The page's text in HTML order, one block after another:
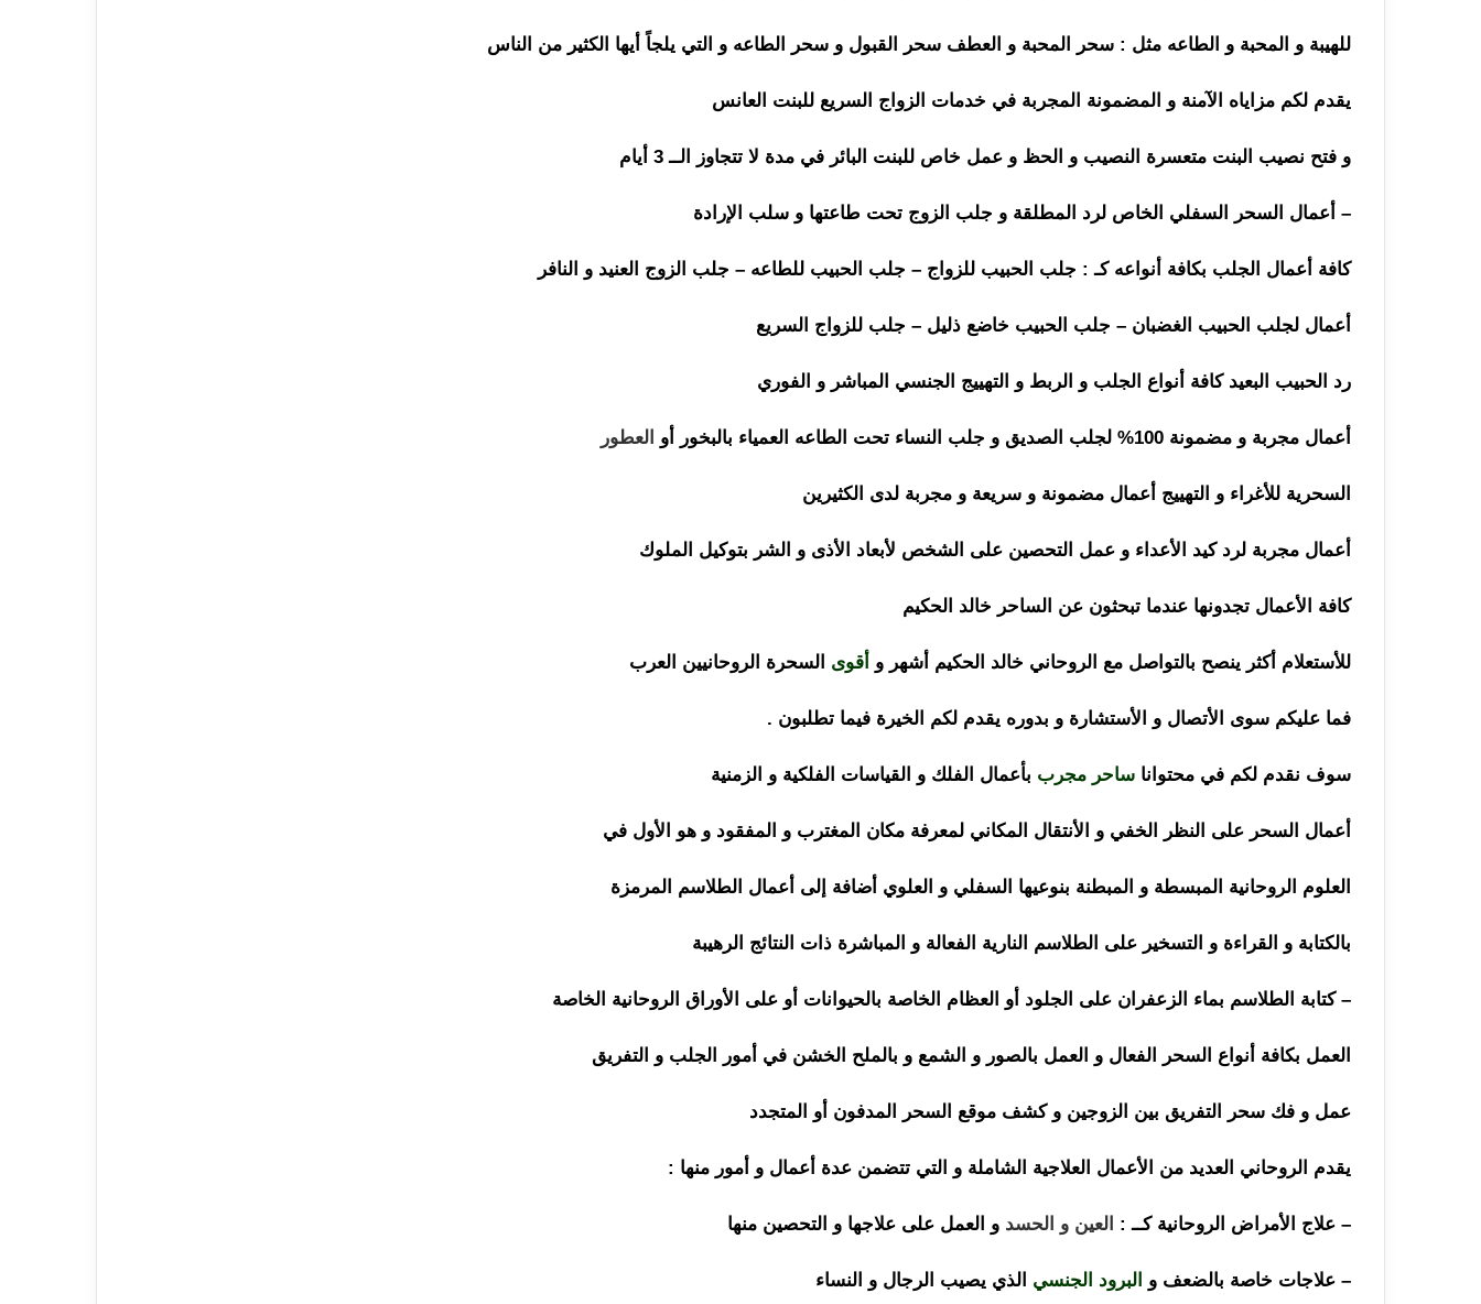
للهيبة و المحبة و الطاعه مثل : سحر المحبة و العطف سحر القبول و سحر الطاعه و التي يلجاً أيها الكثير من الناس
يقدم لكم مزاياه الآمنة و المضمونة المجربة في خدمات الزواج السريع للبنت العانس
و فتح نصيب البنت متعسرة النصيب و الحظ و عمل خاص للبنت البائر في مدة لا تتجاوز الــ 3 أيام
– أعمال السحر السفلي الخاص لرد المطلقة و جلب الزوج تحت طاعتها و سلب الإرادة
كافة أعمال الجلب بكافة أنواعه كـ : جلب الحبيب للزواج – جلب الحبيب للطاعه – جلب الزوج العنيد و النافر
أعمال لجلب الحبيب الغضبان – جلب الحبيب خاضع ذليل – جلب للزواج السريع
رد الحبيب البعيد كافة أنواع الجلب و الربط و التهييج الجنسي المباشر و الفوري
أعمال مجربة و مضمونة 100% لجلب الصديق و جلب النساء تحت الطاعه العمياء بالبخور أو العطور
السحرية للأغراء و التهييج أعمال مضمونة و سريعة و مجربة لدى الكثيرين
أعمال مجربة لرد كيد الأعداء و عمل التحصين على الشخص لأبعاد الأذى و الشر بتوكيل الملوك
كافة الأعمال تجدونها عندما تبحثون عن الساحر خالد الحكيم
للأستعلام أكثر ينصح بالتواصل مع الروحاني خالد الحكيم أشهر و أقوى السحرة الروحانيين العرب
فما عليكم سوى الأتصال و الأستشارة و بدوره يقدم لكم الخيرة فيما تطلبون .
سوف نقدم لكم في محتوانا ساحر مجرب بأعمال الفلك و القياسات الفلكية و الزمنية
أعمال السحر على النظر الخفي و الأنتقال المكاني لمعرفة مكان المغترب و المفقود و هو الأول في
العلوم الروحانية المبسطة و المبطنة بنوعيها السفلي و العلوي أضافة إلى أعمال الطلاسم المرمزة
بالكتابة و القراءة و التسخير على الطلاسم النارية الفعالة و المباشرة ذات النتائج الرهيبة
– كتابة الطلاسم بماء الزعفران على الجلود أو العظام الخاصة بالحيوانات أو على الأوراق الروحانية الخاصة
العمل بكافة أنواع السحر الفعال و العمل بالصور و الشمع و بالملح الخشن في أمور الجلب و التفريق
عمل و فك سحر التفريق بين الزوجين و كشف موقع السحر المدفون أو المتجدد
يقدم الروحاني العديد من الأعمال العلاجية الشاملة و التي تتضمن عدة أعمال و أمور منها :
– علاج الأمراض الروحانية كــ : العين و الحسد و العمل على علاجها و التحصين منها
– علاجات خاصة بالضعف و البرود الجنسي الذي يصيب الرجال و النساء